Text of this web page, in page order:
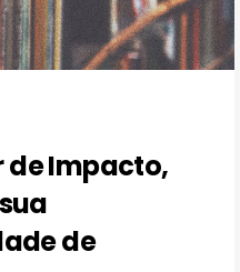
de Impacto,
de